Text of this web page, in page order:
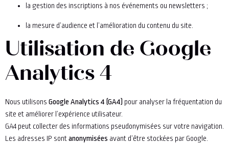
la gestion des inscriptions à nos événements ou newsletters ;
la mesure d’audience et l’amélioration du contenu du site.
Utilisation de Google
Analytics 4
Nous utilisons Google Analytics 4 (GA4) pour analyser la fréquentation du
site et améliorer l’expérience utilisateur.
GA4 peut collecter des informations pseudonymisées sur votre navigation.
Les adresses IP sontanonymisées avant d’être stockées par Google.